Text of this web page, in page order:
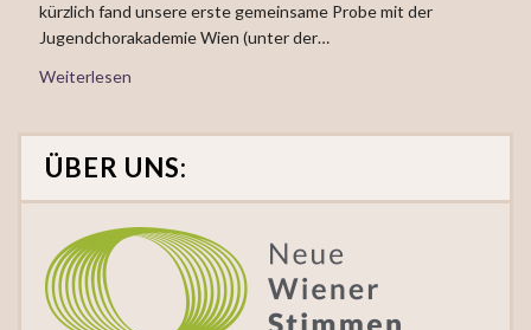
kürzlich fand unsere erste gemeinsame Probe mit der
Jugendchorakademie Wien (unter der…
Weiterlesen
ÜBER UNS: